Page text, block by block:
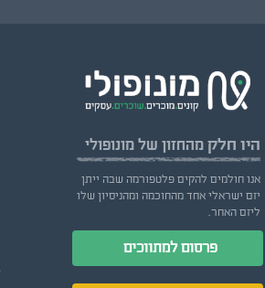
היו חלקמהחזון של מונופולי
אנו חולמים להקים פלטפורמה שבה ייתן
יזם ישראלי אחד מהחוכמה ומהניסיון שלו
ליזם האחר.
פרסום למתווכים